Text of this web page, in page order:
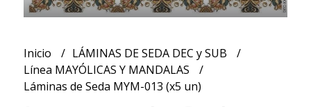
Inicio
LÁMINAS DE SEDA DEC y SUB
Línea MAYÓLICAS Y MANDALAS
Láminas de Seda MYM-013 (x5 un)